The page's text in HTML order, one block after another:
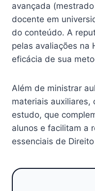
avançada
docente em
do conteúdo. A
pelas avaliações na
eficácia de sua
Além de ministrar
materiais auxiliares,
estudo, que
alunos e facilitam a
essenciais de